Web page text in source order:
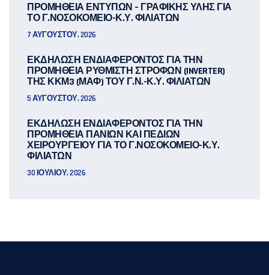
ΠΡΟΜΗΘΕΙΑ ΕΝΤΥΠΩΝ – ΓΡΑΦΙΚΗΣ ΥΛΗΣ ΓΙΑ
ΤΟ Γ.ΝΟΣΟΚΟΜΕΙΟ-Κ.Υ. ΦΙΛΙΑΤΩΝ
7 ΑΥΓΟΎΣΤΟΥ, 2026
ΕΚΔΗΛΩΣΗ ΕΝΔΙΑΦΕΡΟΝΤΟΣ ΓΙΑ ΤΗΝ
ΠΡΟΜΗΘΕΙΑ ΡΥΘΜΙΣΤΗ ΣΤΡΟΦΩΝ (INVERTER)
ΤΗΣ ΚΚΜ3 (ΜΑΦ) ΤΟΥ Γ.Ν.-Κ.Υ. ΦΙΛΙΑΤΩΝ
5 ΑΥΓΟΎΣΤΟΥ, 2026
ΕΚΔΗΛΩΣΗ ΕΝΔΙΑΦΕΡΟΝΤΟΣ ΓΙΑ ΤΗΝ
ΠΡΟΜΗΘΕΙΑ ΠΑΝΙΩΝ ΚΑΙ ΠΕΔΙΩΝ
ΧΕΙΡΟΥΡΓΕΙΟΥ ΓΙΑ ΤΟ Γ.ΝΟΣΟΚΟΜΕΙΟ-Κ.Υ.
ΦΙΛΙΑΤΩΝ
30 ΙΟΥΛΊΟΥ, 2026